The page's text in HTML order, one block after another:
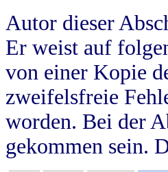
Autor dieser
Er weist auf
von einer Kopie
zweifelsfreie
worden. Bei der
gekommen sein.